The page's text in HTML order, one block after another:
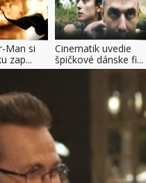
Man si
zap...
Cinematik uvedie
špičkové dánske fi...